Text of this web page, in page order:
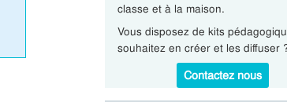
classe et à la maison.
Vous disposez de kits
souhaitez en créer et les diffuser
Contactez nous